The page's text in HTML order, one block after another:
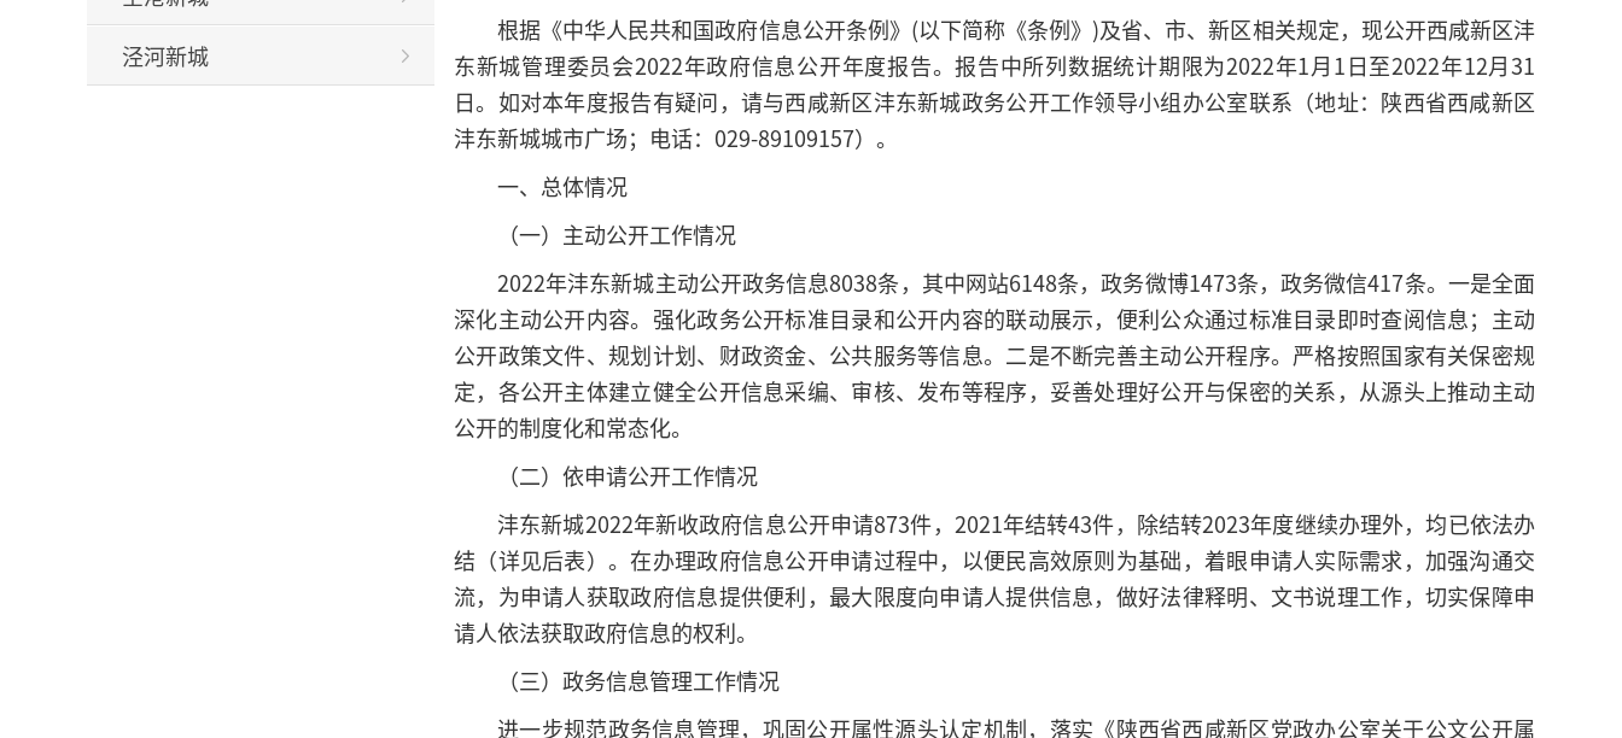
泾河新城
根据《中华人民共和国政府信息公开条例》(以下简称《条例》)及省、市、新区相关规定，现公开西咸新区沣
东新城管理委员会2022年政府信息公开年度报告。报告中所列数据统计期限为2022年1月1日至2022年12月31
日。如对本年度报告有疑问，请与西咸新区沣东新城政务公开工作领导小组办公室联系（地址：陕西省西咸新区
沣东新城城市广场；电话：029-89109157）。
一、总体情况
（一）主动公开工作情况
2022年沣东新城主动公开政务信息8038条，其中网站6148条，政务微博1473条，政务微信417条。一是全面
深化主动公开内容。强化政务公开标准目录和公开内容的联动展示，便利公众通过标准目录即时查阅信息；主动
公开政策文件、规划计划、财政资金、公共服务等信息。二是不断完善主动公开程序。严格按照国家有关保密规
定，各公开主体建立健全公开信息采编、审核、发布等程序，妥善处理好公开与保密的关系，从源头上推动主动
公开的制度化和常态化。
（二）依申请公开工作情况
沣东新城2022年新收政府信息公开申请873件，2021年结转43件，除结转2023年度继续办理外，均已依法办
结（详见后表）。在办理政府信息公开申请过程中，以便民高效原则为基础，着眼申请人实际需求，加强沟通交
流，为申请人获取政府信息提供便利，最大限度向申请人提供信息，做好法律释明、文书说理工作，切实保障申
请人依法获取政府信息的权利。
（三）政务信息管理工作情况
进一步规范政务信息管理，巩固公开属性源头认定机制，落实《陕西省西咸新区党政办公室关于公文公开属